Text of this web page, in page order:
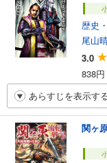
歴史
尾山
3.0
838
あらすじを表示す
関ヶ